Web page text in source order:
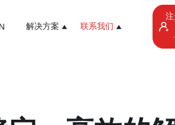
解决方案 联系我们